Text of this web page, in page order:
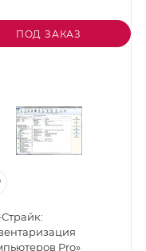
ПОД ЗАКАЗ
Страйк:
Pro»